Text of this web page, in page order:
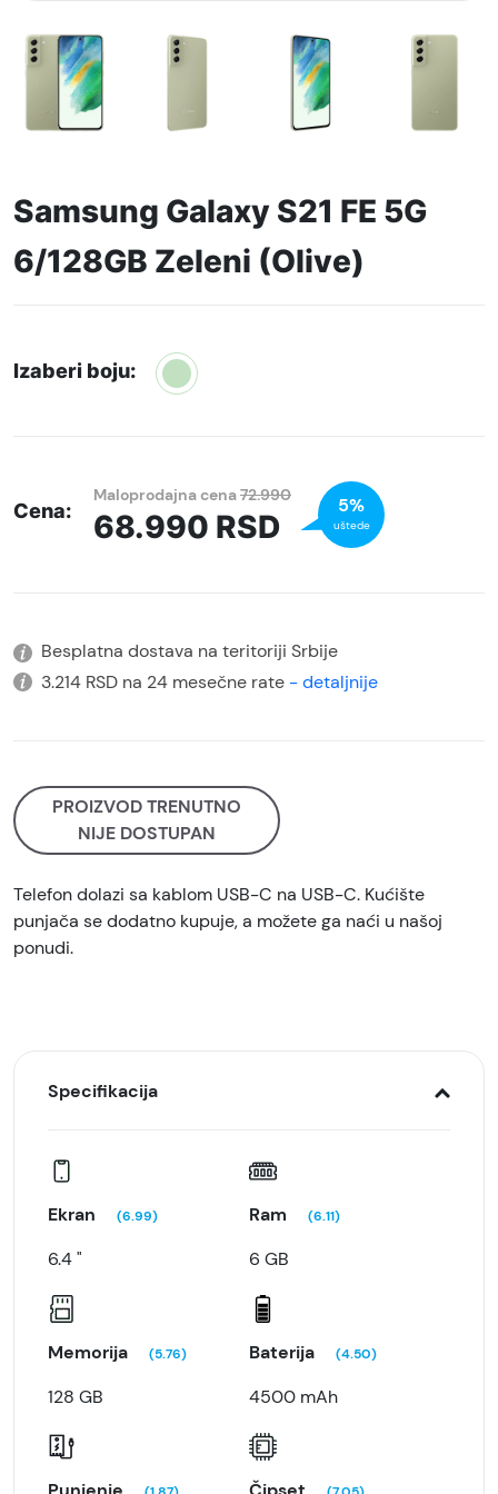
Samsung Galaxy S21 FE 5G
6/128GB Zeleni (Olive)
Izaberi boju:
Cena:
Maloprodajna cena72.990
68.990 RSD
5%
uštede
Besplatna dostava na teritoriji Srbije
3.214 RSD na 24 mesečne rate - detaljnije
PROIZVOD TRENUTNO
NIJE DOSTUPAN
Telefon dolazi sa kablom USB-C na USB-C. Kućište
punjača se dodatno kupuje, a možete ga naći u našoj
ponudi.
Specifikacija
Ekran (6.99)
6.4 "
Ram (6.11)
6 GB
Memorija (5.76)
128 GB
Baterija (4.50)
4500 mAh